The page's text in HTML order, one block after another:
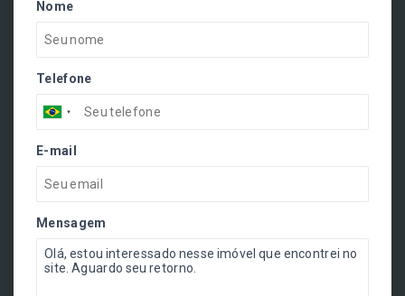
Nome
Telefone
E-mail
Mensagem